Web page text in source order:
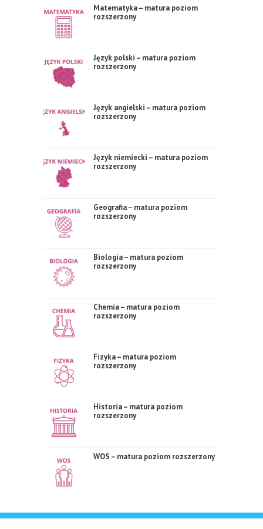
Matematyka – matura poziom
rozszerzony
Język polski – matura poziom
rozszerzony
Język angielski – matura poziom
rozszerzony
Język niemiecki – matura poziom
rozszerzony
Geografia – matura poziom
rozszerzony
Biologia – matura poziom
rozszerzony
Chemia – matura poziom
rozszerzony
Fizyka – matura poziom
rozszerzony
Historia – matura poziom
rozszerzony
WOS – matura poziom rozszerzony